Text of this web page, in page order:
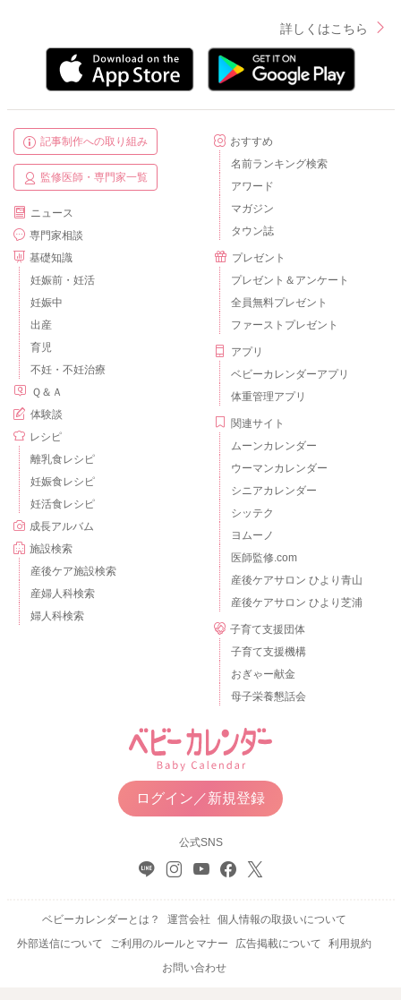
詳しくはこちら
記事制作への取り組み
監修医師・専門家一覧
ニュース
専門家相談
基礎知識
妊娠前・妊活
妊娠中
出産
育児
不妊・不妊治療
Ｑ＆Ａ
体験談
レシピ
離乳食レシピ
妊娠食レシピ
妊活食レシピ
成長アルバム
施設検索
産後ケア施設検索
産婦人科検索
婦人科検索
おすすめ
名前ランキング検索
アワード
マガジン
タウン誌
プレゼント
プレゼント＆アンケート
全員無料プレゼント
ファーストプレゼント
アプリ
ベビーカレンダーアプリ
体重管理アプリ
関連サイト
ムーンカレンダー
ウーマンカレンダー
シニアカレンダー
シッテク
ヨムーノ
医師監修.com
産後ケアサロン ひより青山
産後ケアサロン ひより芝浦
子育て支援団体
子育て支援機構
おぎゃー献金
母子栄養懇話会
ログイン／新規登録
公式SNS
ベビーカレンダーとは？ 運営会社
個人情報の取扱いについて
外部送信について
ご利用のルールとマナー 広告掲載について
利用規約
お問い合わせ